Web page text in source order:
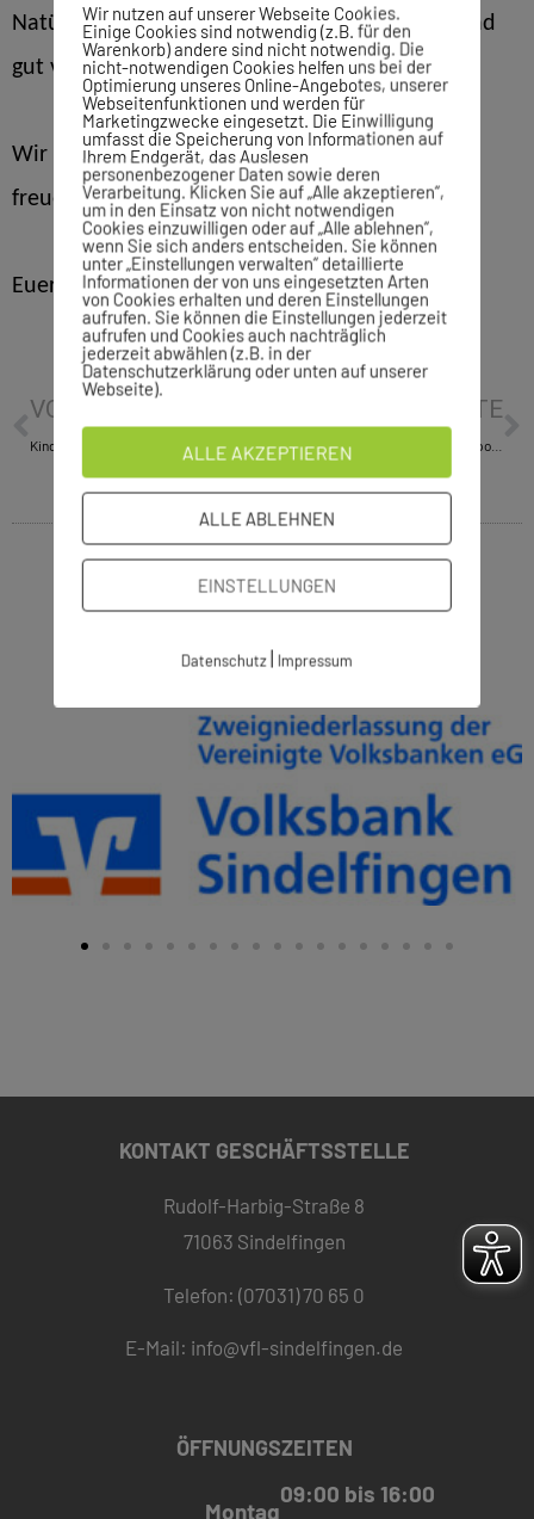
Natürlich wird diese Tätigkeit auch entsprechend
gut vergütet.
Wir würden uns sehr über deine Verstärkung
freuen.
Euer Kindersportteam
VORHERIGE
Kindersport: NEU! Parkourtraining
NÄCHSTE
Rehawelt: Sindelfingen: Über der Sportwelt glänzt ein Stern in Bronze
KONTAKT GESCHÄFTSSTELLE
Rudolf-Harbig-Straße 8
71063 Sindelfingen
Telefon: (07031) 70 65 0
E-Mail: info@vfl-sindelfingen.de
ÖFFNUNGSZEITEN
Montag
09:00 bis 16:00
Wir nutzen auf unserer Webseite Cookies.
Einige Cookies sind notwendig (z.B. für den
Warenkorb) andere sind nicht notwendig. Die
nicht-notwendigen Cookies helfen uns bei der
Optimierung unseres Online-Angebotes, unserer
Webseitenfunktionen und werden für
Marketingzwecke eingesetzt. Die Einwilligung
umfasst die Speicherung von Informationen auf
Ihrem Endgerät, das Auslesen
personenbezogener Daten sowie deren
Verarbeitung. Klicken Sie auf „Alle akzeptieren“,
um in den Einsatz von nicht notwendigen
Cookies einzuwilligen oder auf „Alle ablehnen“,
wenn Sie sich anders entscheiden. Sie können
unter „Einstellungen verwalten“ detaillierte
Informationen der von uns eingesetzten Arten
von Cookies erhalten und deren Einstellungen
aufrufen. Sie können die Einstellungen jederzeit
aufrufen und Cookies auch nachträglich
jederzeit abwählen (z.B. in der
Datenschutzerklärung oder unten auf unserer
Webseite).
ALLE AKZEPTIEREN
ALLE ABLEHNEN
EINSTELLUNGEN
Datenschutz| Impressum